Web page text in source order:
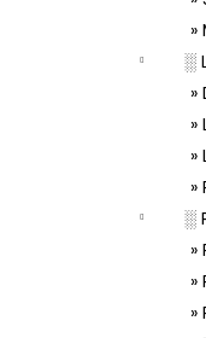
»
░
»
»
»
»
░
»
»
»
33001